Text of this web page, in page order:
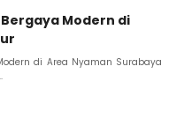
Modern di
di Area Nyaman Surabaya